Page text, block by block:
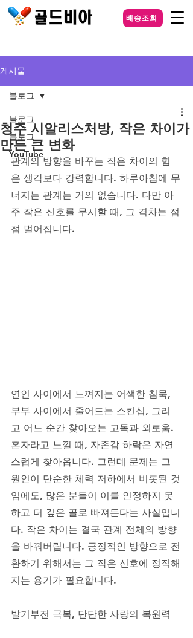
배송조회
게시물
블로그
블로그
YouTube
블로그
청주 시알리스처방, 작은 차이가
만든 큰 변화
관계의 방향을 바꾸는 작은 차이의 힘
은 생각보다 강력합니다. 하루아침에 무
너지는 관계는 거의 없습니다. 다만 아
주 작은 신호를 무시할 때, 그 격차는 점
점 벌어집니다.
연인 사이에서 느껴지는 어색한 침묵,
부부 사이에서 줄어드는 스킨십, 그리
고 어느 순간 찾아오는 고독과 외로움.
혼자라고 느낄 때, 자존감 하락은 자연
스럽게 찾아옵니다. 그런데 문제는 그
원인이 단순한 체력 저하에서 비롯된 것
임에도, 많은 분들이 이를 인정하지 못
하고 더 깊은 골로 빠져든다는 사실입니
다. 작은 차이는 결국 관계 전체의 방향
을 바꿔버립니다. 긍정적인 방향으로 전
환하기 위해서는 그 작은 신호에 정직해
지는 용기가 필요합니다.
발기부전 극복, 단단한 사랑의 복원력